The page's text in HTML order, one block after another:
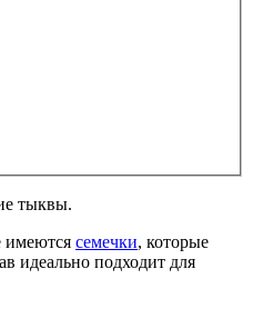
тыквы.
имеются семечки, которые
идеально подходит для